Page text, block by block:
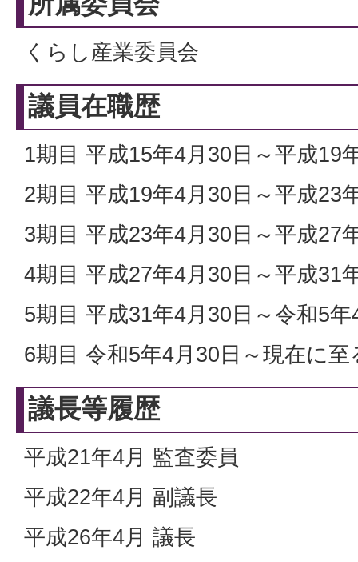
くらし産業委員会
議員在職歴
1期目 平成15年4月30日～平成19
2期目 平成19年4月30日～平成23
3期目 平成23年4月30日～平成27
4期目 平成27年4月30日～平成31
5期目 平成31年4月30日～令和5年
6期目 令和5年4月30日～現在に至
議長等履歴
平成21年4月 監査委員
平成22年4月 副議長
平成26年4月 議長